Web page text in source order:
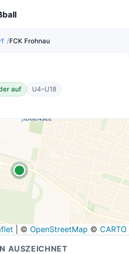
FCK Frohnau
auf
U4–U18
© OpenStreetMap © CARTO
AUSZEICHNET